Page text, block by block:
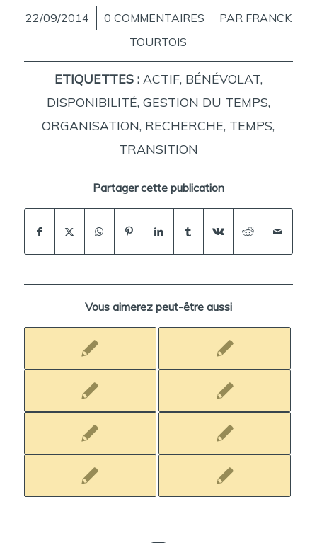
22/09/2014
/ 0 COMMENTAIRES
/ PAR FRANCK
TOURTOIS
ETIQUETTES : ACTIF, BÉNÉVOLAT,
DISPONIBILITÉ, GESTION DU TEMPS,
ORGANISATION, RECHERCHE, TEMPS,
TRANSITION
Partager cette publication
Vous aimerez peut-être aussi